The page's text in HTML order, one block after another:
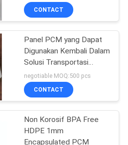
Kering
CONTACT
Panel PCM yang Dapat
Digunakan Kembali Dalam
Solusi Transportasi
Rantai Dingin Vaksin
Covid-19
negotiable MOQ:500 pcs
CONTACT
Non Korosif BPA Free
HDPE 1mm
Encapsulated PCM